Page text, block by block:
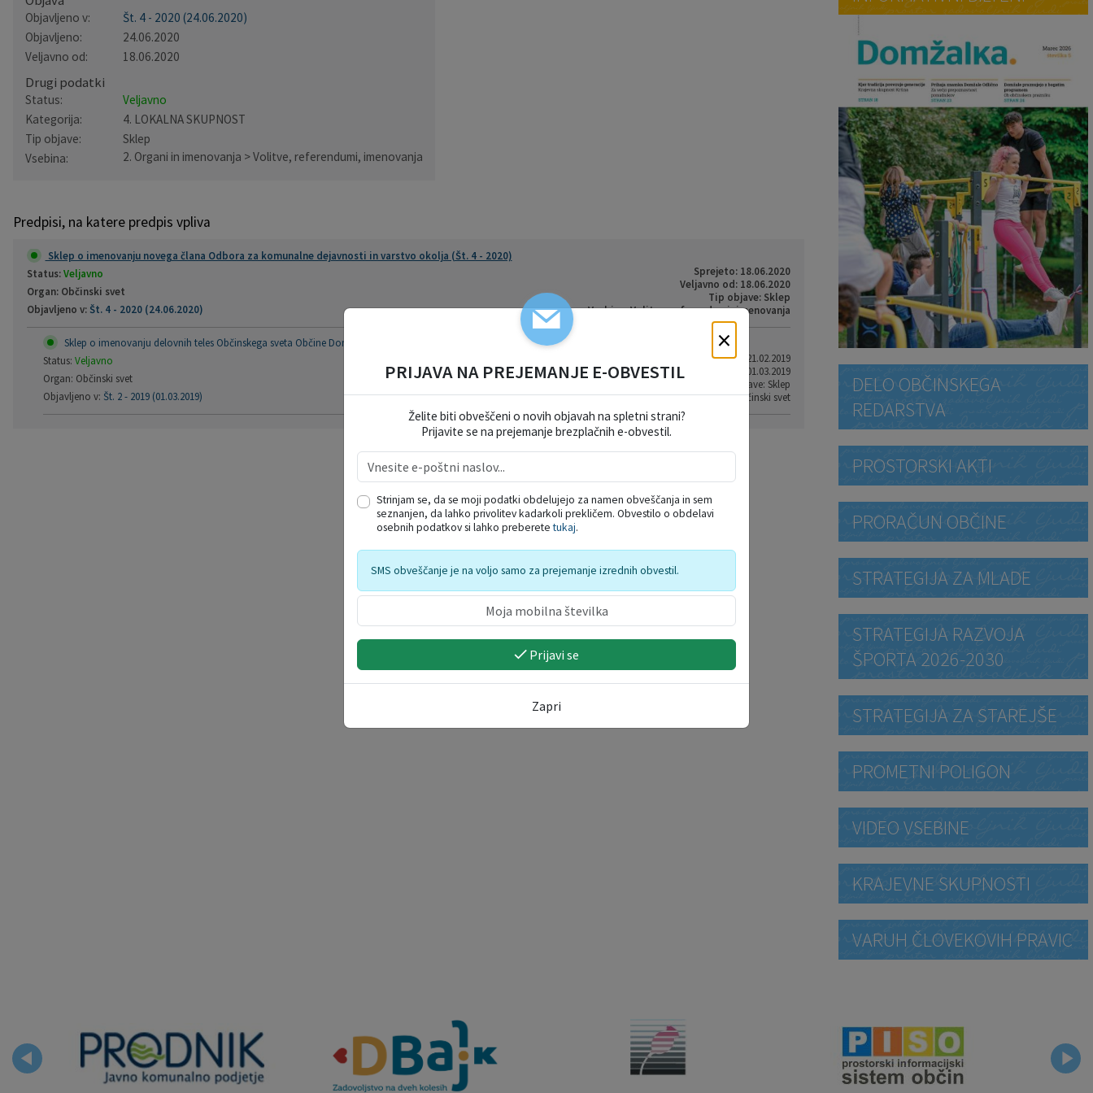
Objavljeno v:
Št. 4 - 2020 (24.06.2020)
Objavljeno:
24.06.2020
Veljavno od:
18.06.2020
Drugi podatki
Status:
Veljavno
Kategorija:
4. LOKALNA SKUPNOST
Tip objave:
Sklep
Vsebina:
2. Organi in imenovanja > Volitve, referendumi, imenovanja
Predpisi, na katere predpis vpliva
Sklep o imenovanju novega člana Odbora za komunalne dejavnosti in varstvo okolja (Št. 4 - 2020)
Status:Veljavno
Organ: Občinski svet
Objavljeno v: Št. 4 - 2020 (24.06.2020)
Sprejeto: 18.06.2020
Veljavno od: 18.06.2020
Tip objave: Sklep
Vsebina: Volitve, referendumi, imenovanja
Sklep o imenovanju delovnih teles Občinskega sveta Občine Domžale (Št. 2 - 2019)
Status: Veljavno
Organ: Občinski svet
Objavljeno v: Št. 2 - 2019 (01.03.2019)
Sprejeto: 21.02.2019
Veljavno od: 01.03.2019
Tip objave: Sklep
Vsebina: Občinski svet
DELO OBČINSKEGA
REDARSTVA
PROSTORSKI AKTI
PRORAČUN OBČINE
STRATEGIJA ZA MLADE
STRATEGIJA RAZVOJA
ŠPORTA 2026-2030
STRATEGIJA ZA STAREJŠE
PROMETNI POLIGON
VIDEO VSEBINE
KRAJEVNE SKUPNOSTI
VARUH ČLOVEKOVIH PRAVIC
Pobratene občine
Fotogalerija
Občina Moravče
Mestna občina Ljubljana
Občinska volilna komisija
Krajevne skupnosti
Državni organi
Svet za preventivo in vzgojo v cestnem prometu
Uradne ure
Mladi
Zaščita in reševanje
Zapuščene živali
Oskrba s plinom
Srednja šola Domžale
Urejanje javnih površin
Pomembni kontakti
Bilteni
Glasilo Slamnik
Občinski predpisi
Proračun Občine
E-obvestila Občine
Lokalne volitve
×
PRIJAVA NA PREJEMANJE E-OBVESTIL
Želite biti obveščeni o novih objavah na spletni strani?
Prijavite se na prejemanje brezplačnih e-obvestil.
Strinjam se, da se moji podatki obdelujejo za namen obveščanja in sem
seznanjen, da lahko privolitev kadarkoli prekličem. Obvestilo o obdelavi
osebnih podatkov si lahko preberetetukaj.
SMS obveščanje je na voljo samo za prejemanje izrednih obvestil.
Prijavi se
Zapri